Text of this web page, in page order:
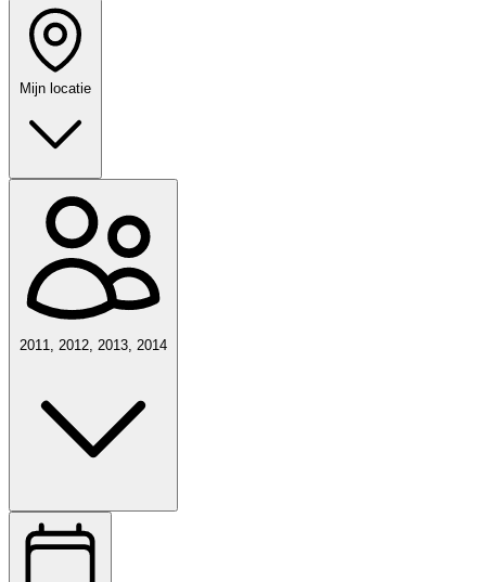
Mijn locatie
2011, 2012, 2013, 2014